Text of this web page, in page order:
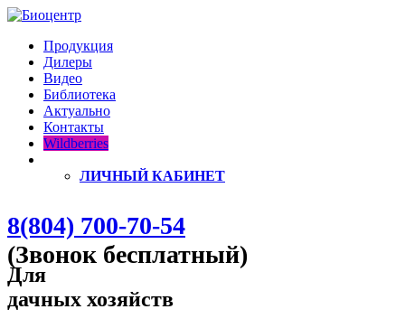
Продукция
Дилеры
Видео
Библиотека
Актуально
Контакты
Wildberries
ЛИЧНЫЙ КАБИНЕТ
8(804) 700-70-54
(Звонок бесплатный)
Для
дачных хозяйств